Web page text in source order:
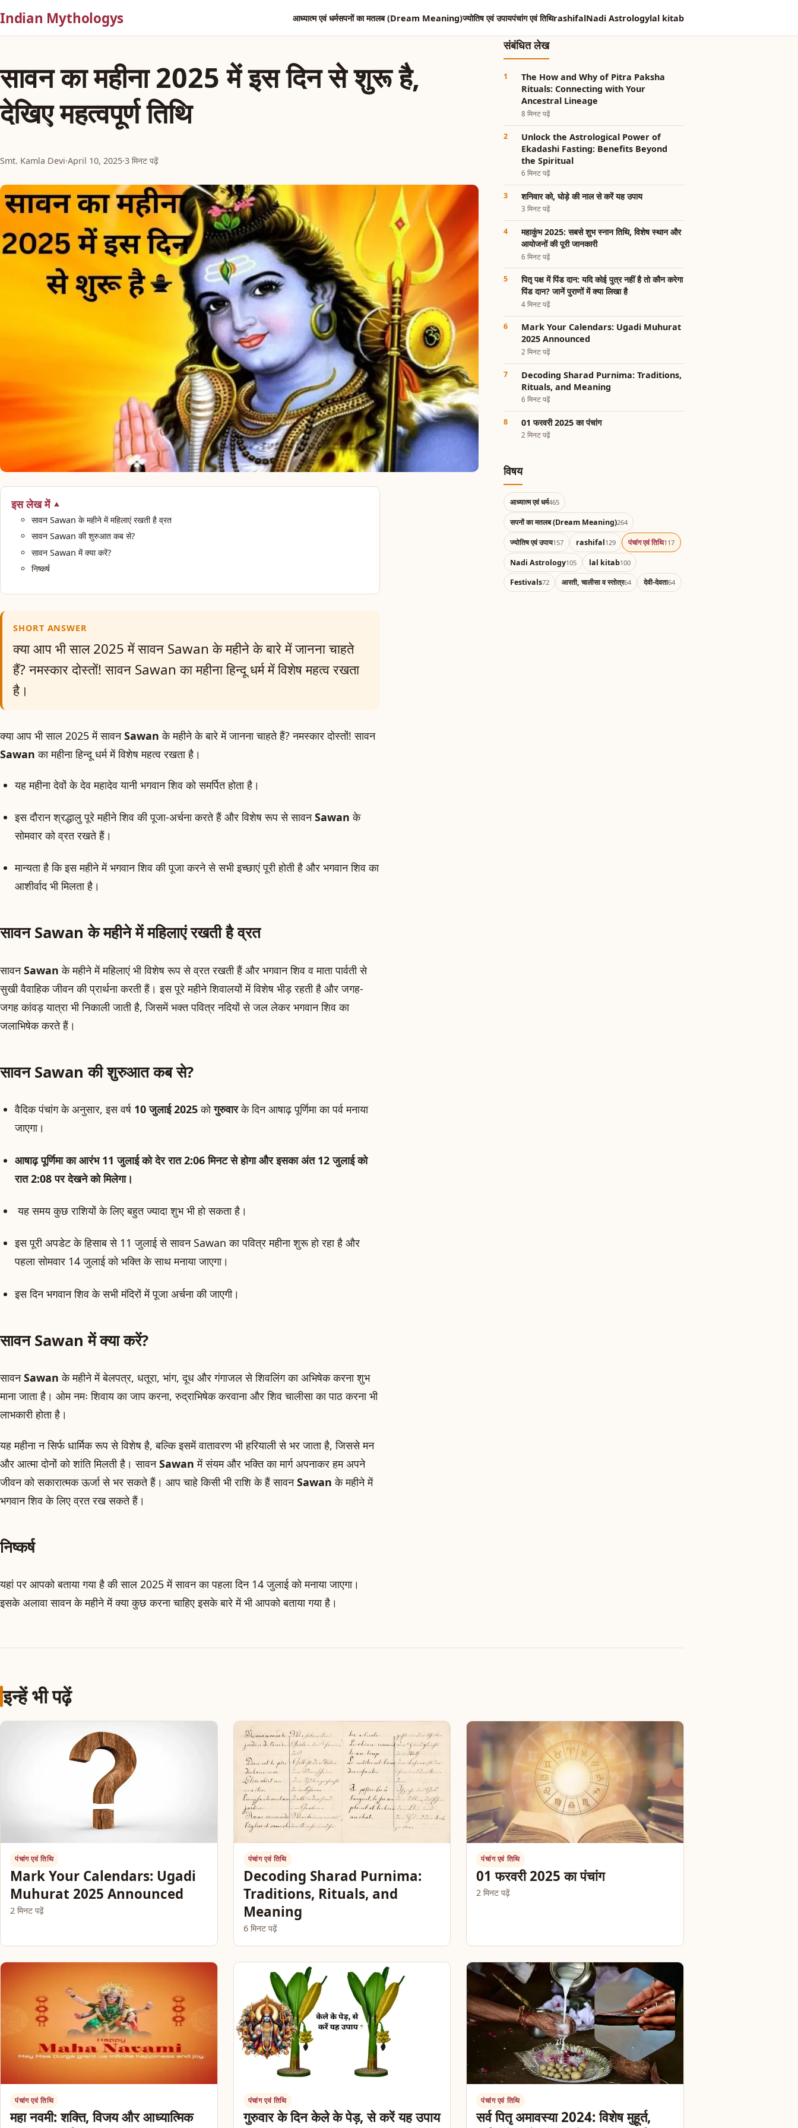
Indian Mythologys आध्यात्म एवं धर्मसपनों का मतलब (Dream Meaning)ज्योतिष एवं उपायपंचांग एवं तिथिrashifalNadi Astrologylal kitab
सावन का महीना 2025 में इस दिन से शुरू है,
देखिए महत्वपूर्ण तिथि
Smt. Kamla Devi·April 10, 2025·3 मिनट पढ़ें
इस लेख में
सावन Sawan के महीने में महिलाएं रखती है व्रत
सावन Sawan की शुरुआत कब से?
सावन Sawan में क्या करें?
निष्कर्ष
SHORT ANSWER
क्या आप भी साल 2025 में सावन Sawan के महीने के बारे में जानना चाहते
हैं? नमस्कार दोस्तों! सावन Sawan का महीना हिन्दू धर्म में विशेष महत्व रखता
है।
क्या आप भी साल 2025 में सावनSawanके महीने के बारे में जानना चाहते हैं? नमस्कार दोस्तों! सावन
Sawanका महीना हिन्दू धर्म में विशेष महत्व रखता है।
यह महीना देवों के देव महादेव यानी भगवान शिव को समर्पित होता है।
इस दौरान श्रद्धालु पूरे महीने शिव की पूजा-अर्चना करते हैं और विशेष रूप से सावनSawanके
सोमवार को व्रत रखते हैं।
मान्यता है कि इस महीने में भगवान शिव की पूजा करने से सभी इच्छाएं पूरी होती है और भगवान शिव का
आशीर्वाद भी मिलता है।
सावन Sawan के महीने में महिलाएं रखती है व्रत
सावनSawanके महीने में महिलाएं भी विशेष रूप से व्रत रखती हैं और भगवान शिव व माता पार्वती से
सुखी वैवाहिक जीवन की प्रार्थना करती हैं। इस पूरे महीने शिवालयों में विशेष भीड़ रहती है और जगह-
जगह कांवड़ यात्रा भी निकाली जाती है, जिसमें भक्त पवित्र नदियों से जल लेकर भगवान शिव का
जलाभिषेक करते हैं।
सावन Sawan की शुरुआत कब से?
वैदिक पंचांग के अनुसार, इस वर्ष 10 जुलाई 2025कोगुरुवारके दिन आषाढ़ पूर्णिमा का पर्व मनाया
जाएगा।
आषाढ़ पूर्णिमा का आरंभ 11 जुलाई को देर रात 2:06 मिनट से होगा और इसका अंत 12 जुलाई को
रात 2:08 पर देखने को मिलेगा।
यह समय कुछ राशियों के लिए बहुत ज्यादा शुभ भी हो सकता है।
इस पूरी अपडेट के हिसाब से 11 जुलाई से सावन Sawan का पवित्र महीना शुरू हो रहा है और
पहला सोमवार 14 जुलाई को भक्ति के साथ मनाया जाएगा।
इस दिन भगवान शिव के सभी मंदिरों में पूजा अर्चना की जाएगी।
सावन Sawan में क्या करें?
सावनSawanके महीने में बेलपत्र, धतूरा, भांग, दूध और गंगाजल से शिवलिंग का अभिषेक करना शुभ
माना जाता है। ओम नमः शिवाय का जाप करना, रुद्राभिषेक करवाना और शिव चालीसा का पाठ करना भी
लाभकारी होता है।
यह महीना न सिर्फ धार्मिक रूप से विशेष है, बल्कि इसमें वातावरण भी हरियाली से भर जाता है, जिससे मन
और आत्मा दोनों को शांति मिलती है। सावनSawanमें संयम और भक्ति का मार्ग अपनाकर हम अपने
जीवन को सकारात्मक ऊर्जा से भर सकते हैं। आप चाहे किसी भी राशि के हैं सावनSawanके महीने में
भगवान शिव के लिए व्रत रख सकते हैं।
निष्कर्ष
यहां पर आपको बताया गया है की साल 2025 में सावन का पहला दिन 14 जुलाई को मनाया जाएगा।
इसके अलावा सावन के महीने में क्या कुछ करना चाहिए इसके बारे में भी आपको बताया गया है।
संबंधित लेख
The How and Why of Pitra Paksha
Rituals: Connecting with Your
Ancestral Lineage
8 मिनट पढ़ें
Unlock the Astrological Power of
Ekadashi Fasting: Benefits Beyond
the Spiritual
6 मिनट पढ़ें
शनिवार को, घोड़े की नाल से करें यह उपाय
3 मिनट पढ़ें
महाकुंभ 2025: सबसे शुभ स्नान तिथि, विशेष स्थान और
आयोजनों की पूरी जानकारी
6 मिनट पढ़ें
पितृ पक्ष में पिंड दान: यदि कोई पुत्र नहीं है तो कौन करेगा
पिंड दान? जानें पुराणों में क्या लिखा है
4 मिनट पढ़ें
Mark Your Calendars: Ugadi Muhurat
2025 Announced
2 मिनट पढ़ें
Decoding Sharad Purnima: Traditions,
Rituals, and Meaning
6 मिनट पढ़ें
01 फरवरी 2025 का पंचांग
2 मिनट पढ़ें
विषय
आध्यात्म एवं धर्म465
सपनों का मतलब (Dream Meaning)264
ज्योतिष एवं उपाय157 rashifal129 पंचांग एवं तिथि117
Nadi Astrology105 lal kitab100
Festivals72 आरती, चालीसा व स्तोत्र64 देवी-देवता64
इन्हें भी पढ़ें
पंचांग एवं तिथि
Mark Your Calendars: Ugadi
Muhurat 2025 Announced
2 मिनट पढ़ें
पंचांग एवं तिथि
Decoding Sharad Purnima:
Traditions, Rituals, and
Meaning
6 मिनट पढ़ें
पंचांग एवं तिथि
01 फरवरी 2025 का पंचांग
2 मिनट पढ़ें
पंचांग एवं तिथि
महा नवमी: शक्ति, विजय और आध्यात्मिक
पंचांग एवं तिथि
गुरुवार के दिन केले के पेड़, से करें यह उपाय
पंचांग एवं तिथि
सर्व पितृ अमावस्या 2024: विशेष मुहूर्त,